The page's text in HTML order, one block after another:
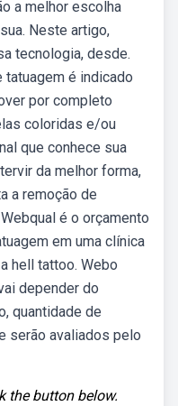
a melhor escolha
Neste artigo,
tecnologia, desde.
é indicado
por completo
coloridas e/ou
que conhece sua
da melhor forma,
a remoção de
é o orçamento
em uma clínica
hell tattoo. Webo
depender do
quantidade de
serão avaliados pelo
the button below.